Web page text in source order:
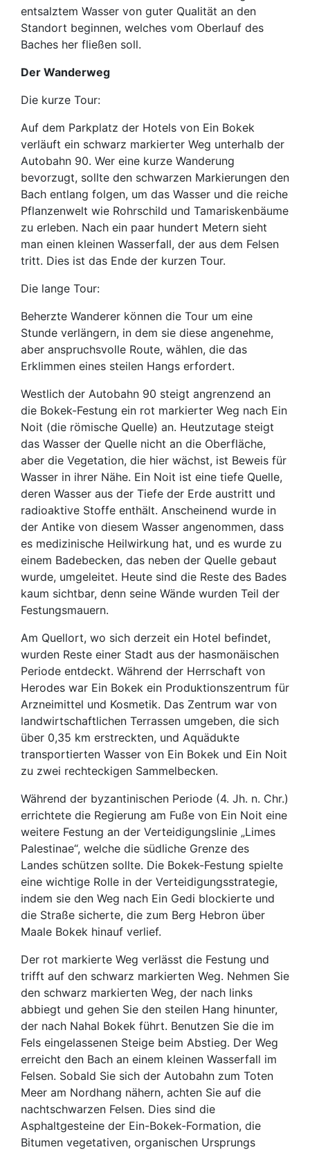
entsalztem Wasser von guter Qualität an den
Standort beginnen, welches vom Oberlauf des
Baches her fließen soll.
Der Wanderweg
Die kurze Tour:
Auf dem Parkplatz der Hotels von Ein Bokek
verläuft ein schwarz markierter Weg unterhalb der
Autobahn 90. Wer eine kurze Wanderung
bevorzugt, sollte den schwarzen Markierungen den
Bach entlang folgen, um das Wasser und die reiche
Pflanzenwelt wie Rohrschild und Tamariskenbäume
zu erleben. Nach ein paar hundert Metern sieht
man einen kleinen Wasserfall, der aus dem Felsen
tritt. Dies ist das Ende der kurzen Tour.
Die lange Tour:
Beherzte Wanderer können die Tour um eine
Stunde verlängern, in dem sie diese angenehme,
aber anspruchsvolle Route, wählen, die das
Erklimmen eines steilen Hangs erfordert.
Westlich der Autobahn 90 steigt angrenzend an
die Bokek-Festung ein rot markierter Weg nach Ein
Noit (die römische Quelle) an. Heutzutage steigt
das Wasser der Quelle nicht an die Oberfläche,
aber die Vegetation, die hier wächst, ist Beweis für
Wasser in ihrer Nähe. Ein Noit ist eine tiefe Quelle,
deren Wasser aus der Tiefe der Erde austritt und
radioaktive Stoffe enthält. Anscheinend wurde in
der Antike von diesem Wasser angenommen, dass
es medizinische Heilwirkung hat, und es wurde zu
einem Badebecken, das neben der Quelle gebaut
wurde, umgeleitet. Heute sind die Reste des Bades
kaum sichtbar, denn seine Wände wurden Teil der
Festungsmauern.
Am Quellort, wo sich derzeit ein Hotel befindet,
wurden Reste einer Stadt aus der hasmonäischen
Periode entdeckt. Während der Herrschaft von
Herodes war Ein Bokek ein Produktionszentrum für
Arzneimittel und Kosmetik. Das Zentrum war von
landwirtschaftlichen Terrassen umgeben, die sich
über 0,35 km erstreckten, und Aquädukte
transportierten Wasser von Ein Bokek und Ein Noit
zu zwei rechteckigen Sammelbecken.
Während der byzantinischen Periode (4. Jh. n. Chr.)
errichtete die Regierung am Fuße von Ein Noit eine
weitere Festung an der Verteidigungslinie „Limes
Palestinae“, welche die südliche Grenze des
Landes schützen sollte. Die Bokek-Festung spielte
eine wichtige Rolle in der Verteidigungsstrategie,
indem sie den Weg nach Ein Gedi blockierte und
die Straße sicherte, die zum Berg Hebron über
Maale Bokek hinauf verlief.
Der rot markierte Weg verlässt die Festung und
trifft auf den schwarz markierten Weg. Nehmen Sie
den schwarz markierten Weg, der nach links
abbiegt und gehen Sie den steilen Hang hinunter,
der nach Nahal Bokek führt. Benutzen Sie die im
Fels eingelassenen Steige beim Abstieg. Der Weg
erreicht den Bach an einem kleinen Wasserfall im
Felsen. Sobald Sie sich der Autobahn zum Toten
Meer am Nordhang nähern, achten Sie auf die
nachtschwarzen Felsen. Dies sind die
Asphaltgesteine der Ein-Bokek-Formation, die
Bitumen vegetativen, organischen Ursprungs